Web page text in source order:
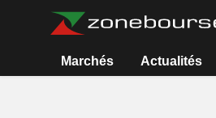
Marchés Actualités